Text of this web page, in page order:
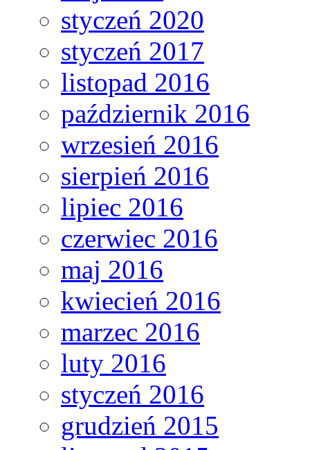
styczeń 2020
styczeń 2017
listopad 2016
październik 2016
wrzesień 2016
sierpień 2016
lipiec 2016
czerwiec 2016
maj 2016
kwiecień 2016
marzec 2016
luty 2016
styczeń 2016
grudzień 2015